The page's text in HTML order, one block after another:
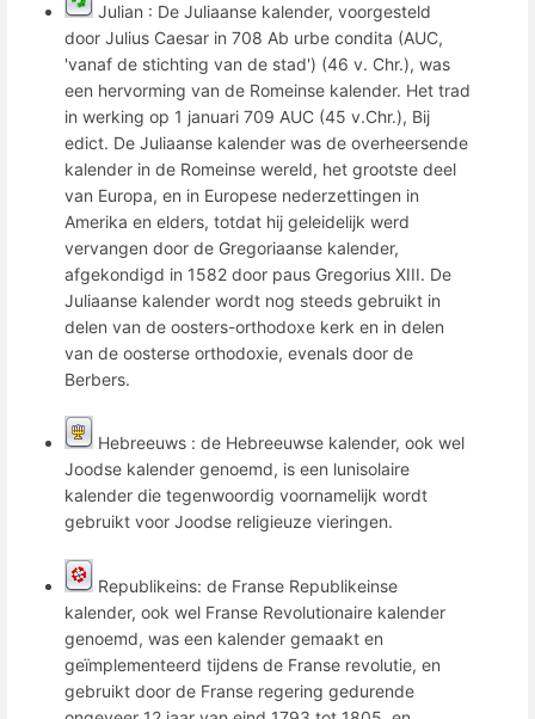
Julian : De Juliaanse kalender, voorgesteld
door Julius Caesar in 708 Ab urbe condita (AUC,
'vanaf de stichting van de stad') (46 v. Chr.), was
een hervorming van de Romeinse kalender. Het trad
in werking op 1 januari 709 AUC (45 v.Chr.), Bij
edict. De Juliaanse kalender was de overheersende
kalender in de Romeinse wereld, het grootste deel
van Europa, en in Europese nederzettingen in
Amerika en elders, totdat hij geleidelijk werd
vervangen door de Gregoriaanse kalender,
afgekondigd in 1582 door paus Gregorius XIII. De
Juliaanse kalender wordt nog steeds gebruikt in
delen van de oosters-orthodoxe kerk en in delen
van de oosterse orthodoxie, evenals door de
Berbers.
Hebreeuws : de Hebreeuwse kalender, ook wel
Joodse kalender genoemd, is een lunisolaire
kalender die tegenwoordig voornamelijk wordt
gebruikt voor Joodse religieuze vieringen.
Republikeins: de Franse Republikeinse
kalender, ook wel Franse Revolutionaire kalender
genoemd, was een kalender gemaakt en
geïmplementeerd tijdens de Franse revolutie, en
gebruikt door de Franse regering gedurende